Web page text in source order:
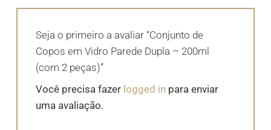
Seja o primeiro a avaliar “Conjunto de
Copos em Vidro Parede Dupla – 200ml
(com 2 peças)”
Você precisa fazer logged in para enviar
uma avaliação.